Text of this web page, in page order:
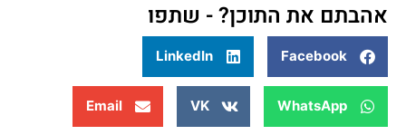
אהבתם את התוכן? - שתפו
Facebook
LinkedIn
WhatsApp
VK
Email